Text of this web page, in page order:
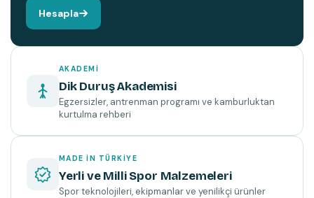
Hesapla
AKADEMI
Dik Duruş Akademisi
Egzersizler, antrenman programı ve kamburluktan
kurtulma rehberi
MADE IN TÜRKIYE
Yerli ve Milli Spor Malzemeleri
Spor teknolojileri, ekipmanlar ve yenilikçi ürünler